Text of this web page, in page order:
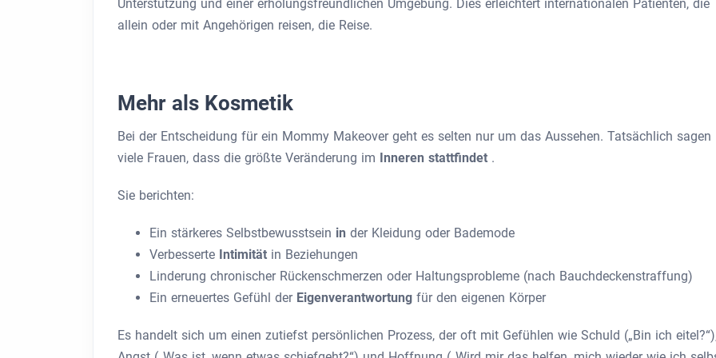
Unterstützung und einer erholungsfreundlichen Umgebung. Dies erleichtert internationalen Patienten, die
allein oder mit Angehörigen reisen, die Reise.
Mehr als Kosmetik
Bei der Entscheidung für ein Mommy Makeover geht es selten nur um das Aussehen. Tatsächlich sagen
viele Frauen, dass die größte Veränderung im Inneren stattfindet .
Sie berichten:
Ein stärkeres Selbstbewusstsein in der Kleidung oder Bademode
Verbesserte Intimität in Beziehungen
Linderung chronischer Rückenschmerzen oder Haltungsprobleme (nach Bauchdeckenstraffung)
Ein erneuertes Gefühl der Eigenverantwortung für den eigenen Körper
Es handelt sich um einen zutiefst persönlichen Prozess, der oft mit Gefühlen wie Schuld („Bin ich